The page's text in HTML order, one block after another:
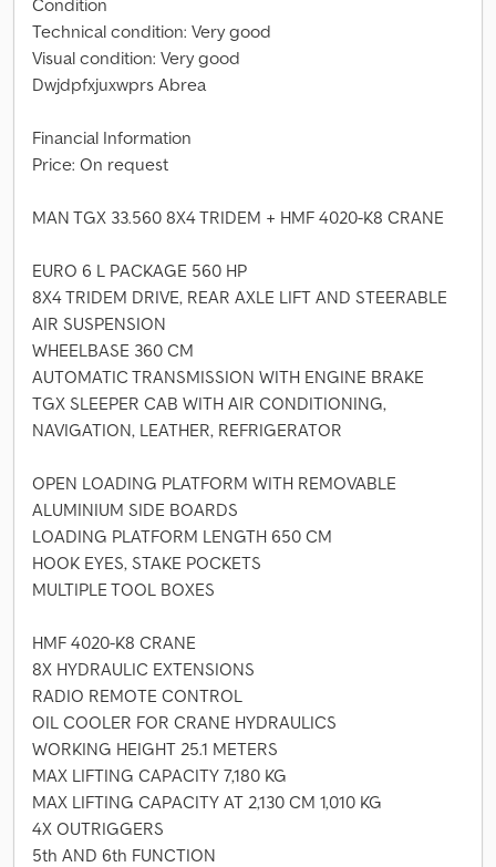
Condition
Technical condition: Very good
Visual condition: Very good
Dwjdpfxjuxwprs Abrea
Financial Information
Price: On request
MAN TGX 33.560 8X4 TRIDEM + HMF 4020-K8 CRANE
EURO 6 L PACKAGE 560 HP
8X4 TRIDEM DRIVE, REAR AXLE LIFT AND STEERABLE
AIR SUSPENSION
WHEELBASE 360 CM
AUTOMATIC TRANSMISSION WITH ENGINE BRAKE
TGX SLEEPER CAB WITH AIR CONDITIONING,
NAVIGATION, LEATHER, REFRIGERATOR
OPEN LOADING PLATFORM WITH REMOVABLE
ALUMINIUM SIDE BOARDS
LOADING PLATFORM LENGTH 650 CM
HOOK EYES, STAKE POCKETS
MULTIPLE TOOL BOXES
HMF 4020-K8 CRANE
8X HYDRAULIC EXTENSIONS
RADIO REMOTE CONTROL
OIL COOLER FOR CRANE HYDRAULICS
WORKING HEIGHT 25.1 METERS
MAX LIFTING CAPACITY 7,180 KG
MAX LIFTING CAPACITY AT 2,130 CM 1,010 KG
4X OUTRIGGERS
5th AND 6th FUNCTION